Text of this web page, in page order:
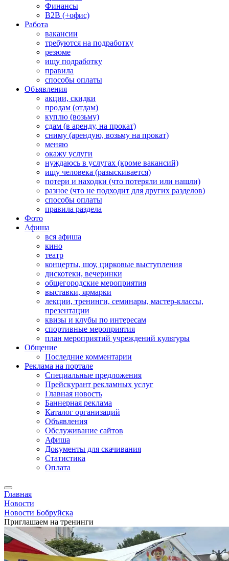
Финансы
B2B (+офис)
Работа
вакансии
требуются на подработку
резюме
ищу подработку
правила
способы оплаты
Объявления
акции, скидки
продам (отдам)
куплю (возьму)
сдам (в аренду, на прокат)
сниму (арендую, возьму на прокат)
меняю
окажу услуги
нуждаюсь в услугах (кроме вакансий)
ищу человека (разыскивается)
потери и находки (что потеряли или нашли)
разное (что не подходит для других разделов)
способы оплаты
правила раздела
Фото
Афиша
вся афиша
кино
театр
концерты, шоу, цирковые выступления
дискотеки, вечеринки
общегородские мероприятия
выставки, ярмарки
лекции, тренинги, семинары, мастер-классы,
презентации
квизы и клубы по интересам
спортивные мероприятия
план мероприятий учреждений культуры
Общение
Последние комментарии
Реклама на портале
Специальные предложения
Прейскурант рекламных услуг
Главная новость
Баннерная реклама
Каталог организаций
Объявления
Обслуживание сайтов
Афиша
Документы для скачивания
Статистика
Оплата
Главная
Новости
Новости Бобруйска
Приглашаем на тренинги